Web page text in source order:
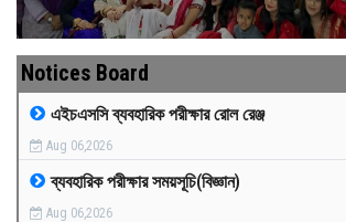
ACADEMICS
GALLERY
MEDIA
PAYMENT
Notices Board
এইচএসসি ব্যবহারিক পরীক্ষার রোল রেঞ্জ
Aug 06,2026
ব্যবহারিক পরীক্ষার সময়সূচি(বিজ্ঞান)
Aug 06,2026